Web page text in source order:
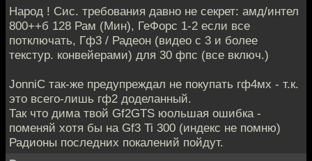
Народ ! Сис. требования давно не секрет: амд/интел
800++б 128 Рам (Мин), ГеФорс 1-2 если все
потключать, Гф3 / Радеон (видео с 3 и более
текстур. конвейерами) для 30 фпс (все включ.)
JonniC так-же предупреждал не покупать гф4мх - т.к.
это всего-лишь гф2 доделанный.
Так что дима твой Gf2GTS юольшая ошибка -
поменяй хотя бы на Gf3 Ti 300 (индекс не помню)
Радионы последних покалений пойдут.